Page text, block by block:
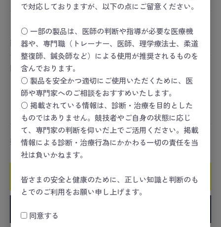
で対応しておりますが、以下の点にご留意ください。
○ 一部の製品は、医師の判断や指導が必要な医療機
器や、専門職（トレーナー、医師、理学療法士、柔道
整復師、鍼灸師など）による使用が推奨されるものを
含んでおります。
○ 製品を安全かつ適切にご使用いただくために、医
師や専門家へのご相談をおすすめいたします。
○ 掲載されている情報は、診断・治療を目的とした
ものではありません。競技者やご自身の状態に応じ
て、専門家の判断を仰いだ上でご活用ください。掲載
情報による診断・治療行為にかかわる一切の責任を当
社は負いかねます。
皆さまの安全と健康のために、正しい知識と判断のも
とでのご利用をお願い申し上げます。
同意する
ー 価格は会員のみ閲覧いただけます ー
商品コード：24-8434-00
関連カテゴリ
コンディショニング
コンディショニング＞リハビリ／トレーニング
コンディショニング ＞リハビリ／トレーニング ＞
レングス
数量
カートに入れる